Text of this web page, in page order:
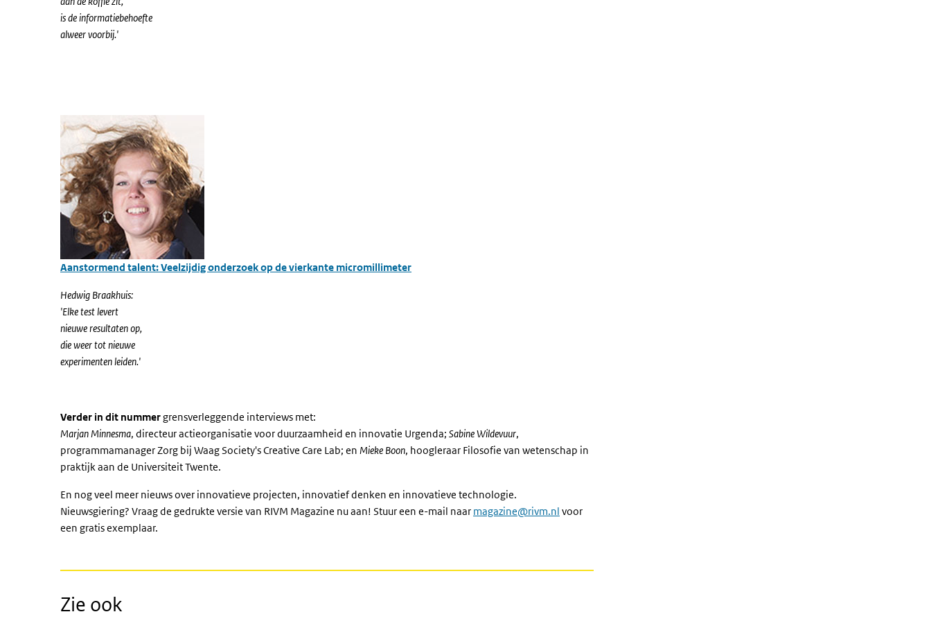
is de informatiebehoefte
alweer voorbij.'
Aanstormend talent: Veelzijdig onderzoek op de vierkante micromillimeter
Hedwig Braakhuis:
'Elke test levert
nieuwe resultaten op,
die weer tot nieuwe
experimenten leiden.'
Verder in dit nummergrensverleggende interviews met:
Marjan Minnesma, directeur actieorganisatie voor duurzaamheid en innovatie Urgenda; Sabine Wildevuur,
programmamanager Zorg bij Waag Society's Creative Care Lab; en Mieke Boon, hoogleraar Filosofie van wetenschap in
praktijk aan de Universiteit Twente.
En nog veel meer nieuws over innovatieve projecten, innovatief denken en innovatieve technologie.
Nieuwsgiering? Vraag de gedrukte versie van RIVM Magazine nu aan! Stuur een e-mail naar magazine@rivm.nl voor
een gratis exemplaar.
Zie ook